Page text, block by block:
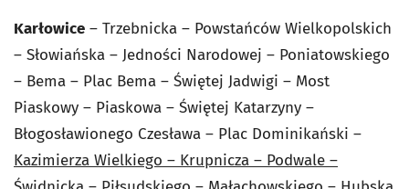
Karłowice – Trzebnicka – Powstańców Wielkopolskich
– Słowiańska – Jedności Narodowej – Poniatowskiego
– Bema – Plac Bema – Świętej Jadwigi – Most
Piaskowy – Piaskowa – Świętej Katarzyny –
Błogosławionego Czesława – Plac Dominikański –
Kazimierza Wielkiego – Krupnicza – Podwale –